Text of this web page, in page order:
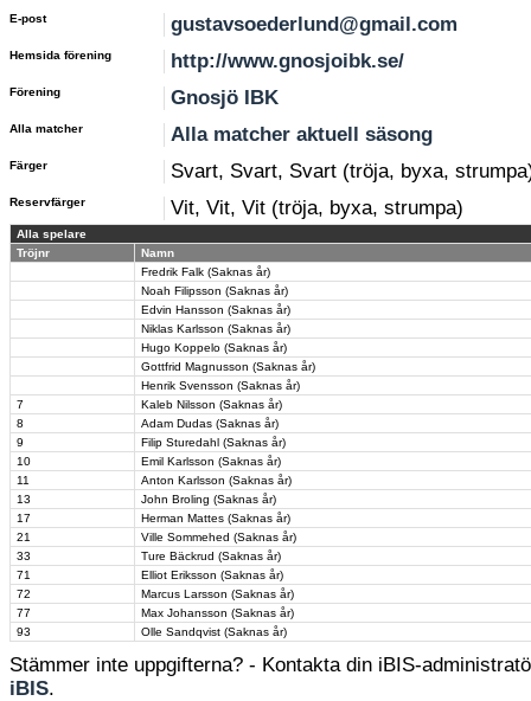
E-post gustavsoederlund@gmail.com
Hemsida förening http://www.gnosjoibk.se/
Förening Gnosjö IBK
Alla matcher Alla matcher aktuell säsong
Färger Svart, Svart, Svart (tröja, byxa,
Reservfärger Vit, Vit, Vit (tröja, byxa, strumpa)
Alla spelare
Tröjnr
Namn
Fredrik Falk (Saknas år)
Noah Filipsson (Saknas år)
Edvin Hansson (Saknas år)
Niklas Karlsson (Saknas år)
Hugo Koppelo (Saknas år)
Gottfrid Magnusson (Saknas år)
Henrik Svensson (Saknas år)
7
Kaleb Nilsson (Saknas år)
8
Adam Dudas (Saknas år)
9
Filip Sturedahl (Saknas år)
10
Emil Karlsson (Saknas år)
11
Anton Karlsson (Saknas år)
13
John Broling (Saknas år)
17
Herman Mattes (Saknas år)
21
Ville Sommehed (Saknas år)
33
Ture Bäckrud (Saknas år)
71
Elliot Eriksson (Saknas år)
72
Marcus Larsson (Saknas år)
77
Max Johansson (Saknas år)
93
Olle Sandqvist (Saknas år)
Stämmer inte uppgifterna? - Kontakta din iBIS-
iBIS.